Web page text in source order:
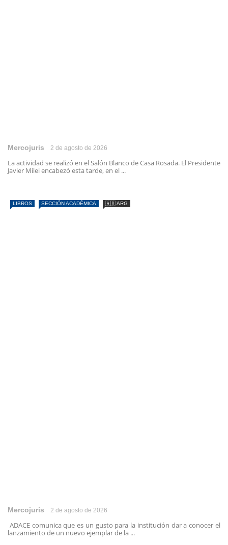
Mercojuris 2 de agosto de 2026
La actividad se realizó en el Salón Blanco de Casa Rosada. El Presidente
Javier Milei encabezó esta tarde, en el ...
LIBROS SECCIÓN ACADÉMICA 🇦🇷 ARG
Mercojuris 2 de agosto de 2026
ADACE comunica que es un gusto para la institución dar a conocer el
lanzamiento de un nuevo ejemplar de la ...